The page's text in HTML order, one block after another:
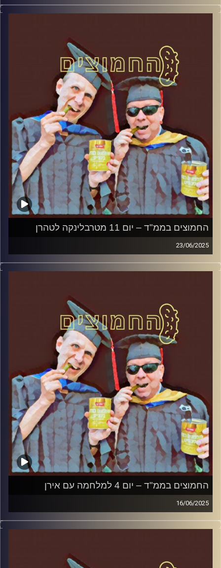
המערכת הפוליטית על ספת הפסיכולוג, עם פרופסור בועז בן-
דוד ופרופסור גלעד הירשברגר
קרדיט תמונות:AudioVersity
החמוצים בממ"ד – יום 11 מטרבלינקה לטהרן
23/06/2025
המערכת הפוליטית על ספת הפסיכולוג, עם פרופסור בועז בן-
דוד ופרופסור גלעד הירשברגר
קרדיט תמונות:AudioVersity
החמוצים בממ"ד – יום 4 למלחמה עם אירן
16/06/2025
המערכת הפוליטית על ספת הפסיכולוג, עם פרופסור בועז בן-
דוד ופרופסור גלעד הירשברגר